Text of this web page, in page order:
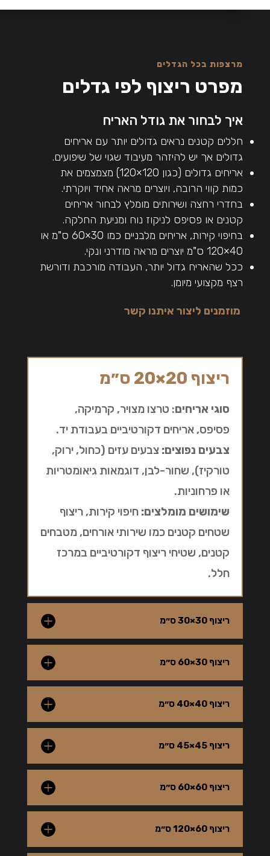
מרצפות בכל הגדלים
מפרט ריצוף לפי גדלים
איך לבחור את גודל האריח
חללים קטנים נראים גדולים יותר עם אריחים
גדולים אך יש להיזהר מעיבוד שגוי של שיפועים.
אריחים גדולים (כגון 120×120) מצמצמים את
כמות קווי הרובה, ויוצרים מראה אחיד ויוקרתי.
בחדרי רחצה ושירותים מומלץ לבחור אריחים
קטנים או פסיפס לניקוז נוח ומניעת החלקה.
בחיפוי קירות, אריחים מלבניים כמו 30×60 ס"מ או
40×120 ס"מ יוצרים מראה מודרני ונקי.
ככל שהאריח גדול יותר, העבודה מורכבת ודורשת
רצף מקצועי מיומן.
מוזמנים ליצור איתנו קשר
ריצוף 20×20 ס״מ
סוגי אריחים: טרצו מצויר, קרמיקה,
פסיפס, אריחים דקורטיביים בעבודת יד.
צבעים נפוצים: צבעים עזים (כחול, ירוק,
טורקיז), שחור-לבן, דוגמאות גיאומטריות
או פרחוניות.
שימושים מומלצים: חיפוי קירות, ריצוף
שטחים קטנים כמו שירותי אורחים, מטבחים
קטנים, שטיחי ריצוף דקורטיביים במרכז
חלל.
ריצוף 30×30 ס״מ
ריצוף 30×60 ס״מ
ריצוף 40×40 ס״מ
ריצוף 45×45 ס״מ
ריצוף 60×60 ס״מ
ריצוף 60×120 ס״מ